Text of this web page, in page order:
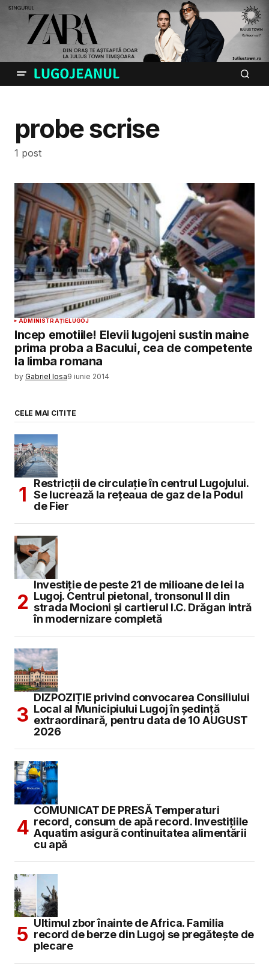
probe scrise
1 post
ADMINISTRAȚIELUGOJ
Incep emotiile! Elevii lugojeni sustin maine
prima proba a Bacului, cea de competente
la limba romana
by Gabriel Iosa9 iunie 2014
CELE MAI CITITE
Restricții de circulație în centrul Lugojului.
Se lucrează la rețeaua de gaz de la Podul
de Fier
Investiție de peste 21 de milioane de lei la
Lugoj. Centrul pietonal, tronsonul II din
strada Mocioni și cartierul I.C. Drăgan intră
în modernizare completă
DIZPOZIȚIE privind convocarea Consiliului
Local al Municipiului Lugoj în şedinţă
extraordinară, pentru data de 10 AUGUST
2026
COMUNICAT DE PRESĂ Temperaturi
record, consum de apă record. Investițiile
Aquatim asigură continuitatea alimentării
cu apă
Ultimul zbor înainte de Africa. Familia
record de berze din Lugoj se pregătește de
plecare